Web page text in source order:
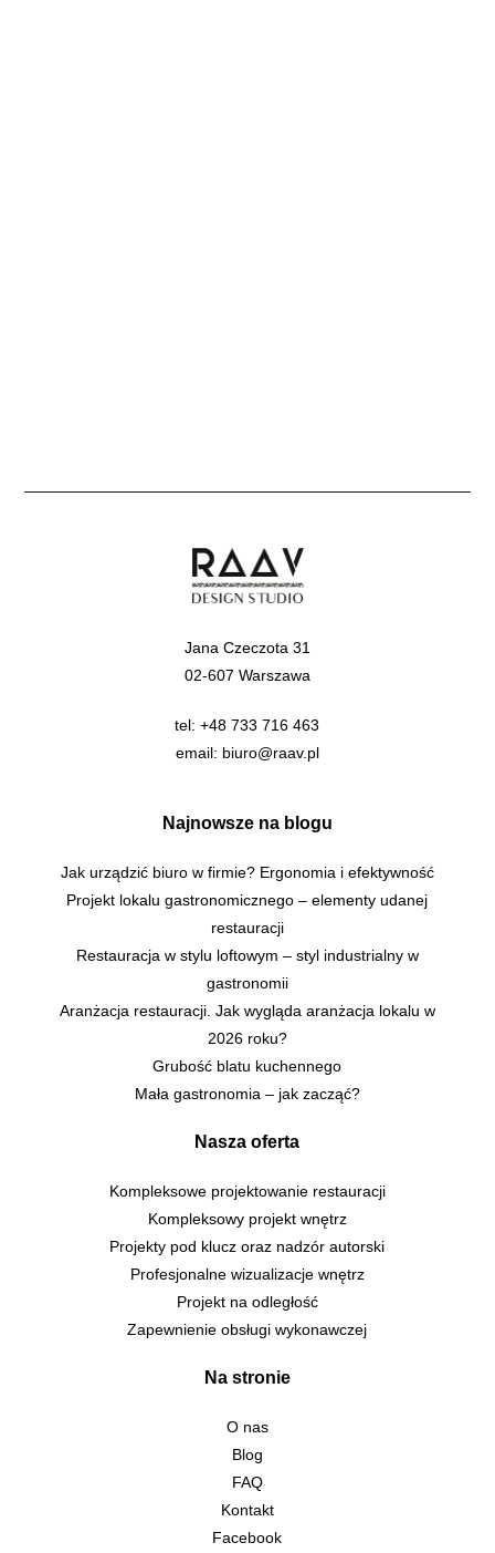
Jana Czeczota 31
02-607 Warszawa
tel:+48 733 716 463
email: biuro@raav.pl
Najnowsze na blogu
Jak urządzić biuro w firmie? Ergonomia i efektywność
Projekt lokalu gastronomicznego – elementy udanej
restauracji
Restauracja w stylu loftowym – styl industrialny w
gastronomii
Aranżacja restauracji. Jak wygląda aranżacja lokalu w
2026 roku?
Grubość blatu kuchennego
Mała gastronomia – jak zacząć?
Nasza oferta
Kompleksowe projektowanie restauracji
Kompleksowy projekt wnętrz
Projekty pod klucz oraz nadzór autorski
Profesjonalne wizualizacje wnętrz
Projekt na odległość
Zapewnienie obsługi wykonawczej
Na stronie
O nas
Blog
FAQ
Kontakt
Facebook